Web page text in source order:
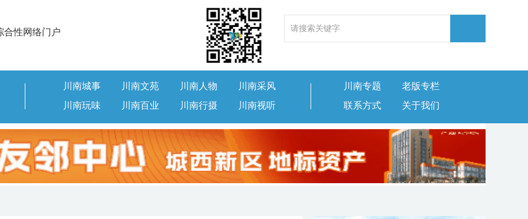
合性网络门户
川南城事 川南文苑 川南人物
川南采风
川南玩味
川南百业 川南行摄 川南视听
川南专题
老版专栏
联系方式
关于我们